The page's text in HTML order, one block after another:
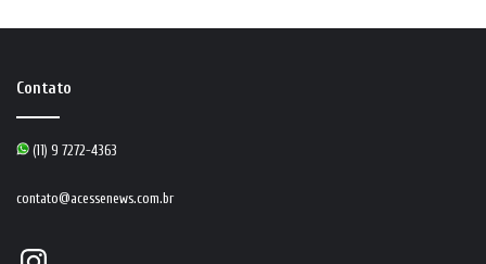
Contato
(11) 9 7272-4363
contato@acessenews.com.br
Instagram